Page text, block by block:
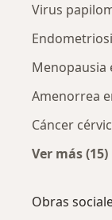
Virus
Menopausia
Amenorrea
Cáncer
Ver más (15)
Obras